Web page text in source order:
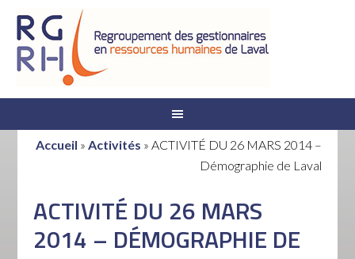
Accueil » Activités » ACTIVITÉ DU 26 MARS 2014 –
Démographie de Laval
ACTIVITÉ DU 26 MARS
2014 – DÉMOGRAPHIE DE